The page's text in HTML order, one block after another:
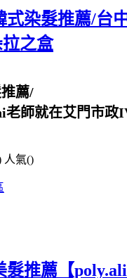
式染髮推薦/
之盒
薦/
師就在艾門市政
人氣()
髮推薦【